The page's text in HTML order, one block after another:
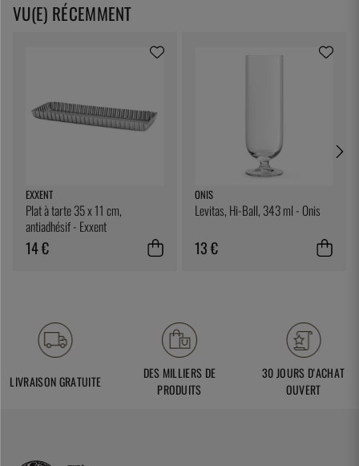
VU(E) RÉCEMMENT
EXXENT
Plat à tarte 35 x 11 cm,
antiadhésif - Exxent
14 €
ONIS
Levitas, Hi-Ball, 343 ml - Onis
13 €
LIVRAISON GRATUITE
DES MILLIERS DE
PRODUITS
30 JOURS D'ACHAT
OUVERT